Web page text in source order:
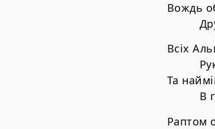
Вождь
Друга
Всіх
Руки
Та
В
Раптом